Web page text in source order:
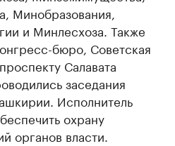
Минобразования,
и Минлесхоза. Также
бюро, Советская
Салавата
заседания
Исполнитель
охрану
органов власти.